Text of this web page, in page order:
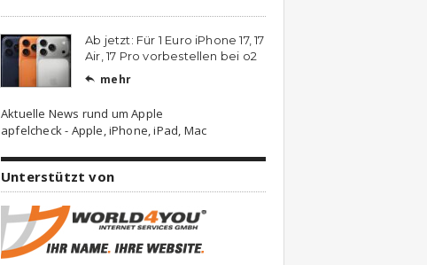
Ab jetzt: Für 1 Euro iPhone 17, 17
Air, 17 Pro vorbestellen bei o2
 mehr
Aktuelle News rund um Apple
apfelcheck - Apple, iPhone, iPad, Mac
Unterstützt von